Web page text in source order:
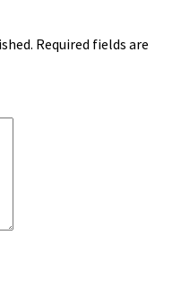
Required fields are